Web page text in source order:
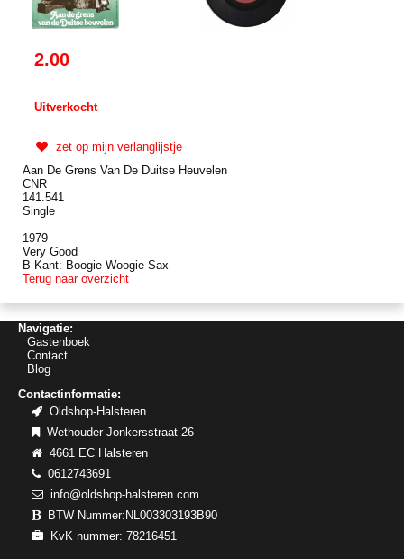
2.00
Uitverkocht
zet op mijn verlanglijstje
Aan De Grens Van De Duitse Heuvelen
CNR
141.541
Single
1979
Very Good
B-Kant: Boogie Woogie Sax
Terug naar overzicht
Navigatie:
Gastenboek
Contact
Blog
Contactinformatie:
Oldshop-Halsteren
Wethouder Jonkersstraat 26
4661 EC Halsteren
0612743691
info@oldshop-halsteren.com
BTW Nummer:NL003303193B90
KvK nummer: 78216451